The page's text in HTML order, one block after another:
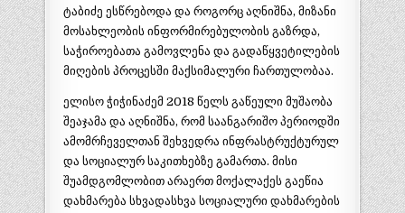
ტაბიძე ესწრებოდა და როგორც აღნიშნა, მიზანი
მოსახლეობის ინფორმირებულობის გაზრდა,
საჭიროებათა გამოვლენა და გადაწყვეტილების
მიღების პროცესში მაქსიმალური ჩართულობაა.
ელისო ჭიჭინაძემ 2018 წელს გაწეული მუშაობა
შეაჯამა და აღნიშნა, რომ საანგარიშო პერიოდში
ამომრჩეველთან შეხვედრა ინფრასტრუქტურულ
და სოციალურ საკითხებზე გამართა. მისი
შუამდგომლობით არაერთ მოქალაქეს გაეწია
დახმარება სხვადასხვა სოციალური დახმარების